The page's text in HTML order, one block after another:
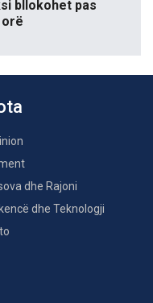
bllokohet pas
dhe Rajoni
dhe Teknologji